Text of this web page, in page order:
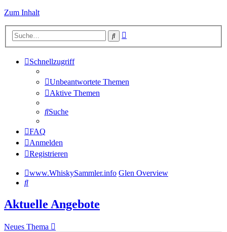
Zum Inhalt
Suche
Schnellzugriff
Unbeantwortete Themen
Aktive Themen
Suche
FAQ
Anmelden
Registrieren
www.WhiskySammler.info Glen Overview
Suche
Aktuelle Angebote
Neues Thema